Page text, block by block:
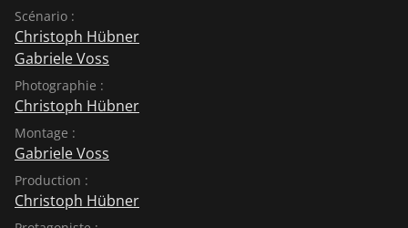
Scénario :
Christoph Hübner
Gabriele Voss
Photographie :
Christoph Hübner
Montage :
Gabriele Voss
Production :
Christoph Hübner